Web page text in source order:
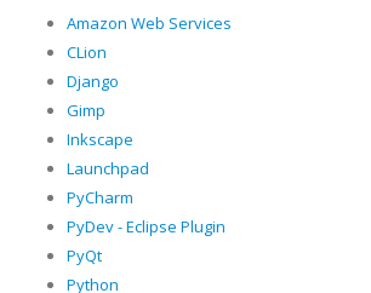
Amazon Web Services
CLion
Django
Gimp
Inkscape
Launchpad
PyCharm
PyDev - Eclipse Plugin
PyQt
Python